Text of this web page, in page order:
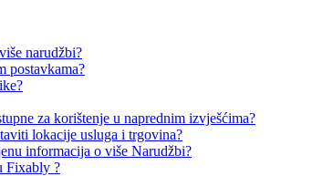
narudžbi?
postavkama?
za korištenje u naprednim izvješćima?
lokacije usluga i trgovina?
informacija o više Narudžbi?
Fixably ?